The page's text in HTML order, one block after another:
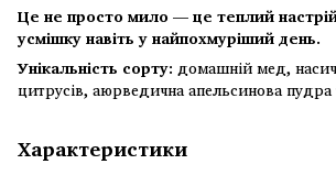
Це не просто мило — це теплий
усмішку навіть у найпохмуріший день.
Унікальність сорту: домашній мед,
цитрусів, аюрведична апельсинова пудра
Характеристики